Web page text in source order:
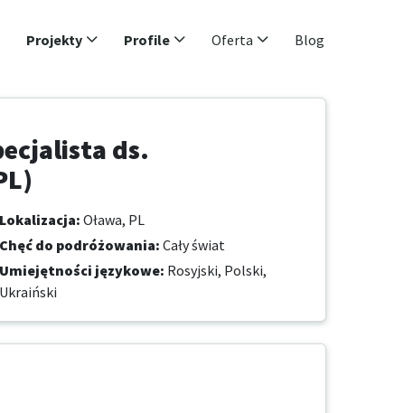
Projekty Profile Oferta Blog
ds.
Lokalizacja: Oława, PL
Chęć do podróżowania: Cały świat
Umiejętności językowe: Rosyjski, Polski,
Ukraiński